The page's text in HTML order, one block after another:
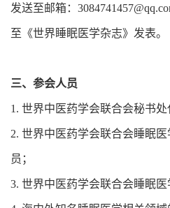
发送至邮箱：
至《世界睡眠医学杂志》发表。
三、参会人员
1. 世界中医药学会联合会秘书处
2. 世界中医药学会联合会睡眠
员；
3. 世界中医药学会联合会睡眠医